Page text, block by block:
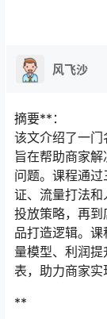
风飞沙
摘要**：
该文介绍了一门
旨在帮助商家
问题。课程通
证、流量打法
投放策略，再
品打造逻辑。
量模型、利润
表，助力商家实
**